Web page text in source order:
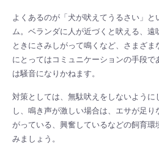
よくあるのが「犬が吠えてうるさい」と
ム。ベランダに人が近づくと吠える、
ときにさみしがって鳴くなど、さまざ
にとってはコミュニケーションの手段で
は騒音になりかねます。
対策としては、無駄吠えをしないように
し、鳴き声が激しい場合は、エサが足
がっている、興奮しているなどの飼育環
みましょう。